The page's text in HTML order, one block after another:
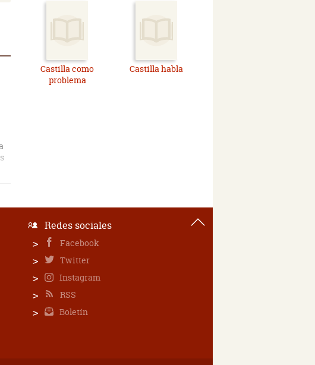
Castilla como
problema
Castilla habla
Redes sociales
Facebook
Twitter
Instagram
RSS
Boletín